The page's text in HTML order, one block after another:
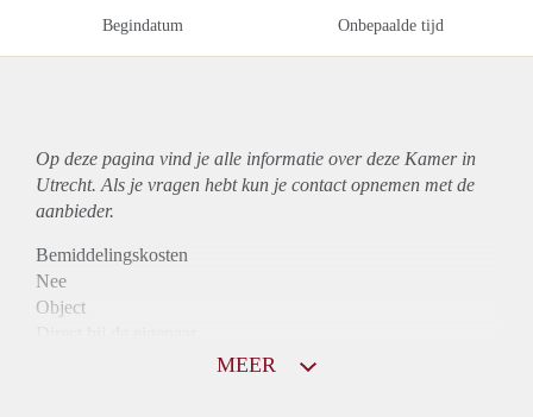
Begindatum Onbepaalde tijd
Op deze pagina vind je alle informatie over deze Kamer in
Utrecht. Als je vragen hebt kun je contact opnemen met de
aanbieder.
Bemiddelingskosten
Nee
Object
MEER